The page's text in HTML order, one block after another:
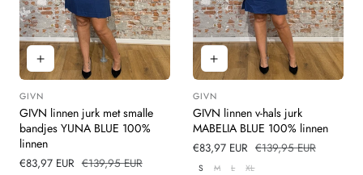
Leverancier:
GIVN
GIVN linnen jurk met smalle
bandjes YUNA BLUE 100%
linnen
Verkoopprijs
€83,97 EUR Normale
€139,95 EUR
Leverancier:
GIVN
GIVN linnen v-hals jurk
MABELIA BLUE 100% linnen
Verkoopprijs
€83,97 EUR Normale
€139,95 EUR
S M L XL